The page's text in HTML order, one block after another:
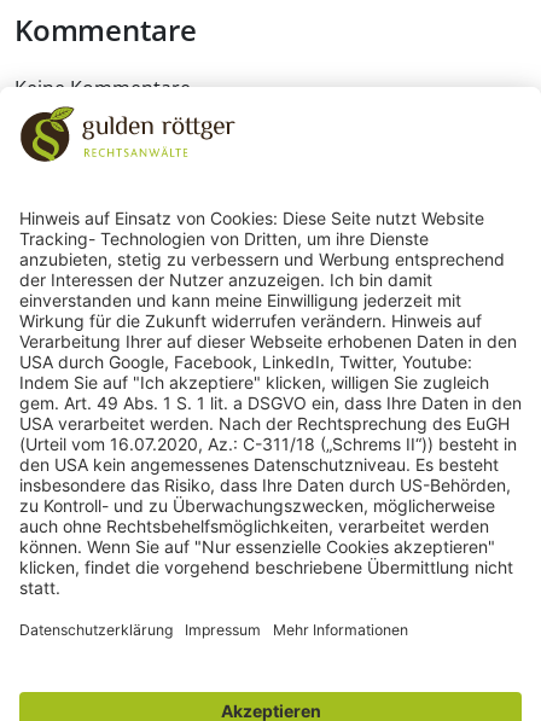
Kommentare
Keine Kommentare
gulden röttger rechtsanwälte
gulden röttger rechtsanwälte
Jean-Pierre-Jungels-Str.10
55126 Mainz
06131 240950
anfrage@ggr-law.com
Kontakt
Datenschutzerklärung